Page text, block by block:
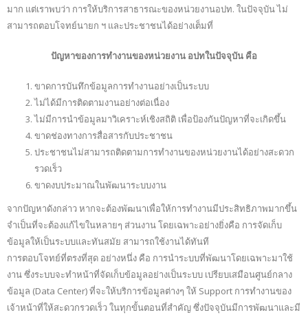
มาก แต่เราพบว่า การให้บริการสาธารณะของหน่วยงานอปท. ในปัจจุบัน ไม่
สามารถตอบโจทย์นายก ฯ และประชาชนได้อย่างเต็มที่
ปัญหาของการทำงานของหน่วยงาน อปทในปัจจุบัน คือ
ขาดการบันทึกข้อมูลการทำงานอย่างเป็นระบบ
ไม่ได้มีการติดตามงานอย่างต่อเนื่อง
ไม่มีการนำข้อมูลมาวิเคราะห์เชิงสถิติ เพื่อป้องกันปัญหาที่จะเกิดขึ้น
ขาดช่องทางการสื่อสารกับประชาชน
ประชาชนไม่สามารถติดตามการทำงานของหน่วยงานได้อย่างสะดวก
รวดเร็ว
ขาดงบประมาณในพัฒนาระบบงาน
จากปัญหาดังกล่าว หากจะต้องพัฒนาเพื่อให้การทำงานมีประสิทธิภาพมากขึ้น
จำเป็นที่จะต้องแก้ไขในหลายๆ ส่วนงาน โดยเฉพาะอย่างยิ่งคือ การจัดเก็บ
ข้อมูลให้เป็นระบบและทันสมัย สามารถใช้งานได้ทันที
การตอบโจทย์ที่ตรงที่สุด อย่างหนึ่ง คือ การนำระบบที่พัฒนาโดยเฉพาะมาใช้
งาน ซึ่งระบบจะทำหน้าที่จัดเก็บข้อมูลอย่างเป็นระบบ เปรียบเสมือนศูนย์กลาง
ข้อมูล (Data Center) ที่จะให้บริการข้อมูลต่างๆ ให้ Support การทำงานของ
เจ้าหน้าที่ให้สะดวกรวดเร็ว ในทุกขั้นตอนที่สำคัญ ซึ่งปัจจุบันมีการพัฒนาและมี